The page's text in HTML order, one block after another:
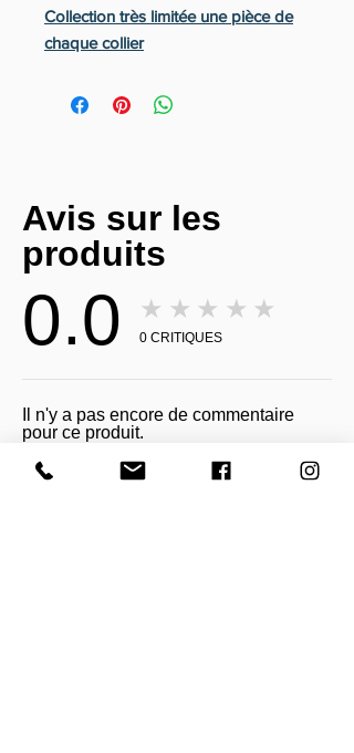
Collection très limitée une pièce de
chaque collier
Avis sur les
produits
0.0 ★★★★★
0 CRITIQUES
Il n'y a pas encore de commentaire
pour ce produit.